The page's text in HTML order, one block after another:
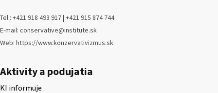
Tel.: +421 918 493 917 | +421 915 874 744
E-mail: conservative@institute.sk
Web: https://www.konzervativizmus.sk
Aktivity a podujatia
KI informuje